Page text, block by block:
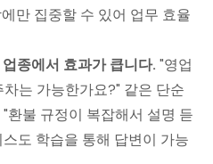
만 집중할 수 있어 업무 효율
종에서 효과가 큽니다. "영업
는 가능한가요?" 같은 단순
환불 규정이 복잡해서 설명 듣
도 학습을 통해 답변이 가능